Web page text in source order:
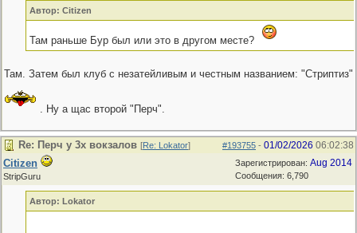
Автор: Citizen
Там раньше Бур был или это в другом месте?
Там. Затем был клуб с незатейливым и честным названием: "Стриптиз"
. Ну а щас второй "Перч".
#193755 - 01/02/2026 06:02:38
Re: Перч у 3х вокзалов [Re: Lokator]
Зарегистрирован: Aug 2014
Сообщения: 6,790
Citizen
StripGuru
Автор: Lokator